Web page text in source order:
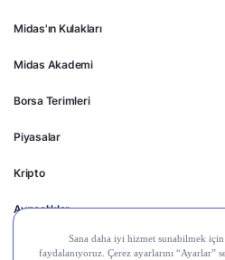
Midas'ın Kulakları
Midas Akademi
Borsa Terimleri
Piyasalar
Kripto
Ayrıcalıklar